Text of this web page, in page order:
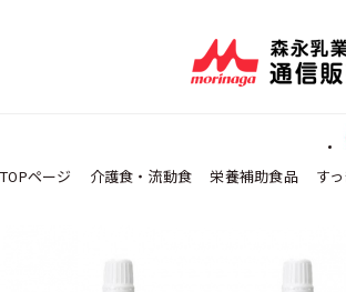
TOPページ 介護食・流動食 栄養補助食品 す